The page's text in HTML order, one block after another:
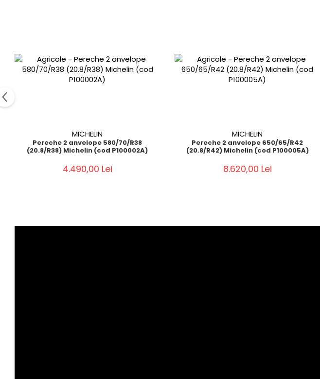
MICHELIN
Pereche 2 anvelope 580/70/R38
(20.8/R38) Michelin (cod P100002A)
4.490,00 Lei
MICHELIN
Pereche 2 anvelope 650/65/R42
(20.8/R42) Michelin (cod P100005A)
8.620,00 Lei